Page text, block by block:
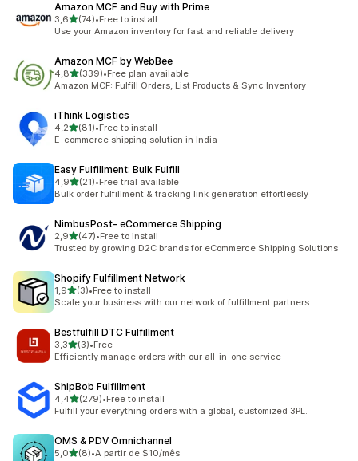
Amazon MCF and Buy with Prime
3,6z 5 hvězd
(74)
Celkový počet recenzí: 74
•Free to install
Use your Amazon inventory for fast and reliable delivery
Amazon MCF by WebBee
4,8z 5 hvězd
(339)
Celkový počet recenzí: 339
•Free plan available
Amazon MCF: Fulfill Orders, List Products & Sync Inventory
iThink Logistics
4,2z 5 hvězd
(81)
Celkový počet recenzí: 81
•Free to install
E-commerce shipping solution in India
Easy Fulfillment: Bulk Fulfill
4,9z 5 hvězd
(21)
Celkový počet recenzí: 21
•Free trial available
Bulk order fulfillment & tracking link generation effortlessly
NimbusPost‑ eCommerce Shipping
2,9z 5 hvězd
(47)
Celkový počet recenzí: 47
•Free to install
Trusted by growing D2C brands for eCommerce Shipping Solutions
Shopify Fulfillment Network
1,9z 5 hvězd
(3)
Celkový počet recenzí: 3
•Free to install
Scale your business with our network of fulfillment partners
Bestfulfill DTC Fulfillment
3,3z 5 hvězd
(3)
Celkový počet recenzí: 3
•Free
Efficiently manage orders with our all-in-one service
ShipBob Fulfillment
4,4z 5 hvězd
(279)
Celkový počet recenzí: 279
•Free to install
Fulfill your everything orders with a global, customized 3PL.
OMS & PDV Omnichannel
5,0z 5 hvězd
(8)
Celkový počet recenzí: 8
•A partir de $10/mês